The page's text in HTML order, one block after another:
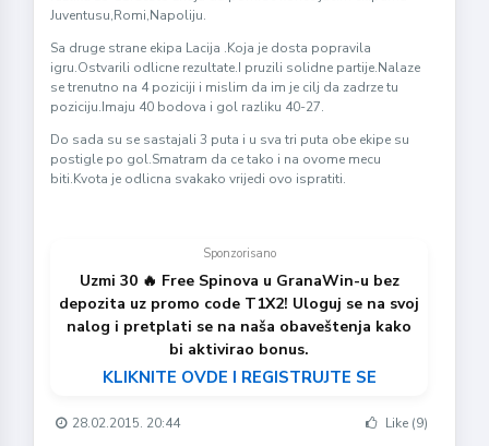
Juventusu,Romi,Napoliju.
Sa druge strane ekipa Lacija .Koja je dosta popravila
igru.Ostvarili odlicne rezultate.I pruzili solidne partije.Nalaze
se trenutno na 4 poziciji i mislim da im je cilj da zadrze tu
poziciju.Imaju 40 bodova i gol razliku 40-27.
Do sada su se sastajali 3 puta i u sva tri puta obe ekipe su
postigle po gol.Smatram da ce tako i na ovome mecu
biti.Kvota je odlicna svakako vrijedi ovo ispratiti.
Sponzorisano
Uzmi 30 🔥 Free Spinova u GranaWin-u bez
depozita uz promo code T1X2! Uloguj se na svoj
nalog i pretplati se na naša obaveštenja kako
bi aktivirao bonus.
KLIKNITE OVDE I REGISTRUJTE SE
28.02.2015. 20:44 Like (9)